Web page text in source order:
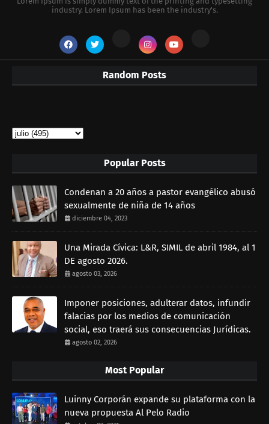
industry. Lorem Ipsum has been the industry's.
Random Posts
Popular Posts
Condenan a 20 años a pastor evangélico abusó
sexualmente de niña de 14 años
diciembre 04, 2023
Una Mirada Cívica: L&R, SIMIL de abril 1984, al 1
DE agosto 2026.
agosto 03, 2026
Imponer posiciones, adulterar datos, infundir
falacias por los medios de comunicación
social, eso traerá sus consecuencias Jurídicas.
agosto 02, 2026
Most Popular
Luinny Corporán expande su plataforma con la
nueva propuesta Al Pelo Radio